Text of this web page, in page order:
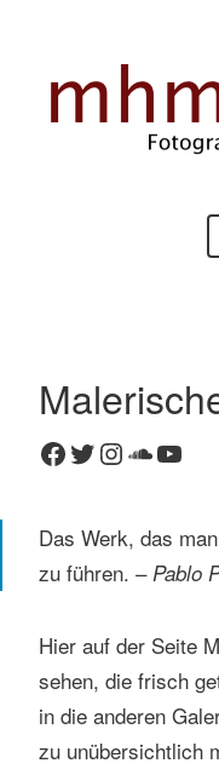
springen
Facebook
Twitter
Instagram
Das Werk, das
zu führen. –Pablo
Hier auf der Seite
sehen, die frisch
in die anderen
zu unübersichtlich